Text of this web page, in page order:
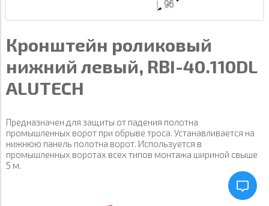
Кронштейн роликовый
нижний левый, RBI-40.110DL
ALUTECH
Предназначен для защиты от падения полотна
промышленных ворот при обрыве троса. Устанавливается на
нижнюю панель полотна ворот. Используется в
промышленных воротах всех типов монтажа шириной свыше
5 м.